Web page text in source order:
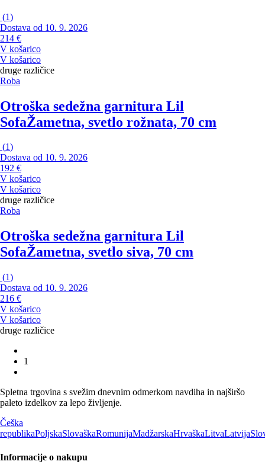
(1)
Dostava od 10. 9. 2026
214 €
V košarico
V košarico
druge različice
Roba
Otroška sedežna garnitura Lil
SofaŽametna, svetlo rožnata, 70 cm
(1)
Dostava od 10. 9. 2026
192 €
V košarico
V košarico
druge različice
Roba
Otroška sedežna garnitura Lil
SofaŽametna, svetlo siva, 70 cm
(1)
Dostava od 10. 9. 2026
216 €
V košarico
V košarico
druge različice
1
Spletna trgovina s svežim dnevnim odmerkom navdiha in najširšo
paleto izdelkov za lepo življenje.
Češka
republikaPoljskaSlovaškaRomunijaMadžarskaHrvaškaLitvaLatvija
Informacije o nakupu